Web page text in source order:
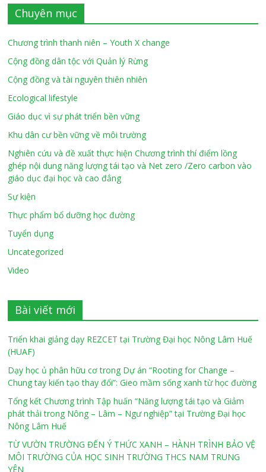
Chuyên mục
Chương trình thanh niên – Youth X change
Cộng đồng dân tộc với Quản lý Rừng
Cộng đồng và tài nguyên thiên nhiên
Ecological lifestyle
Giáo dục vì sự phát triển bền vững
Khu dân cư bền vững về môi trường
Nghiên cứu và đề xuất thực hiện Chương trình thí điểm lồng
ghép nội dung năng lượng tái tạo và Net zero /Zero carbon vào
giáo dục đại học và cao đẳng
Sự kiện
Thực phẩm bổ dưỡng học đường
Tuyển dụng
Uncategorized
Video
Bài viết mới
Triển khai giảng dạy REZCET tại Trường Đại học Nông Lâm Huế
(HUAF)
Dạy học ủ phân hữu cơ trong Dự án “Rooting for Change –
Chung tay kiến tạo thay đổi”: Gieo mầm sống xanh từ học đường
Tổng kết Chương trình Tập huấn “Năng lượng tái tạo và Giảm
phát thải trong Nông – Lâm – Ngư nghiệp” tại Trường Đại học
Nông Lâm Huế
TỪ VƯỜN TRƯỜNG ĐẾN Ý THỨC XANH – HÀNH TRÌNH BẢO VỆ
MÔI TRƯỜNG CỦA HỌC SINH TRƯỜNG THCS NAM TRUNG
YÊN